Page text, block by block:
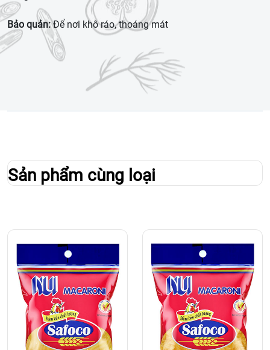
Bảo quản:Để nơi khô ráo, thoáng mát
Sản phẩm cùng loại